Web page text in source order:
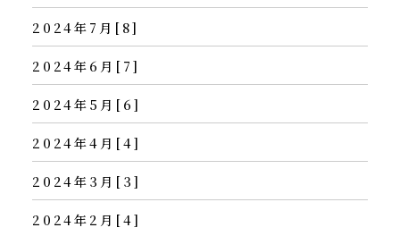
2024年7月[8]
2024年6月[7]
2024年5月[6]
2024年4月[4]
2024年3月[3]
2024年2月[4]